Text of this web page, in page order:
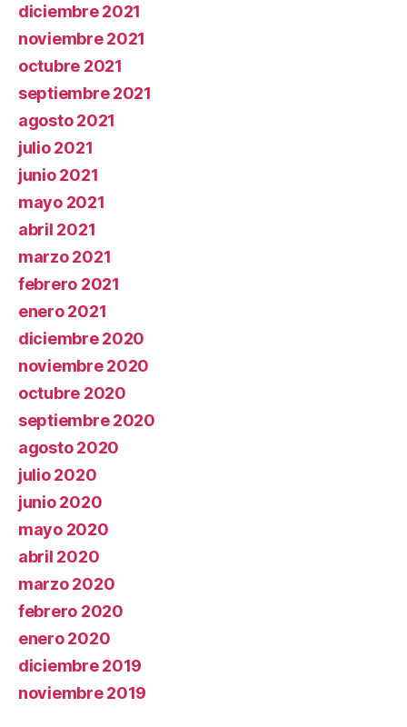
diciembre 2021
noviembre 2021
octubre 2021
septiembre 2021
agosto 2021
julio 2021
junio 2021
mayo 2021
abril 2021
marzo 2021
febrero 2021
enero 2021
diciembre 2020
noviembre 2020
octubre 2020
septiembre 2020
agosto 2020
julio 2020
junio 2020
mayo 2020
abril 2020
marzo 2020
febrero 2020
enero 2020
diciembre 2019
noviembre 2019